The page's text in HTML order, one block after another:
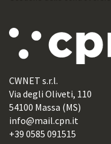
CWNET s.r.l.
Via degli Oliveti, 110
54100 Massa (MS)
info@mail.cpn.it
+39 0585 091515